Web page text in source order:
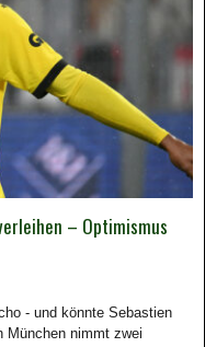
– Optimismus
- und könnte Sebastien
München nimmt zwei